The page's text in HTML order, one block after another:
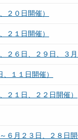
２０日開催）
２１日開催）
６日、２９日、３月
１１日開催）
１日、２２日開催）
月２３日、２８日開